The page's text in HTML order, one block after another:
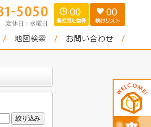
定休日： 水曜日
00 00